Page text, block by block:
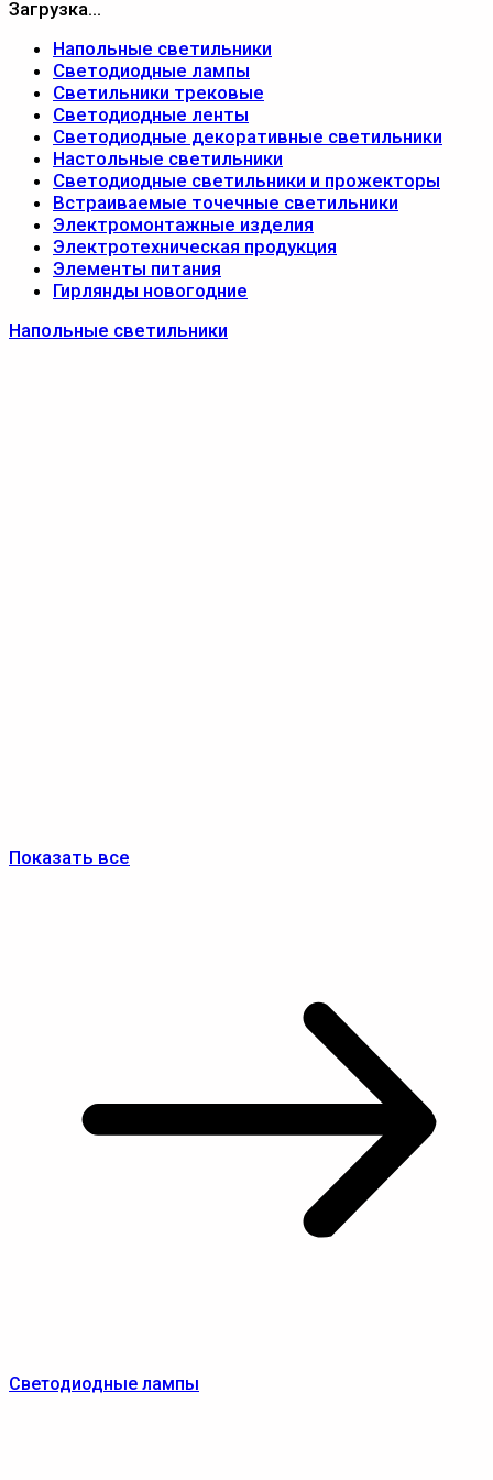
Загрузка...
Напольные светильники
Светодиодные лампы
Светильники трековые
Светодиодные ленты
Светодиодные декоративные светильники
Настольные светильники
Светодиодные светильники и прожекторы
Встраиваемые точечные светильники
Электромонтажные изделия
Электротехническая продукция
Элементы питания
Гирлянды новогодние
Напольные светильники
Показать все
Светодиодные лампы